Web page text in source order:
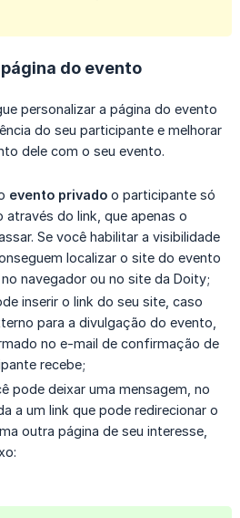
do evento
personalizar a página do evento
do seu participante e melhorar
dele com o seu evento.
evento privado o participante só
através do link, que apenas o
Se você habilitar a visibilidade
localizar o site do evento
navegador ou no site da Doity;
inserir o link do seu site, caso
para a divulgação do evento,
no e-mail de confirmação de
recebe;
pode deixar uma mensagem, no
a um link que pode redirecionar o
outra página de seu interesse,